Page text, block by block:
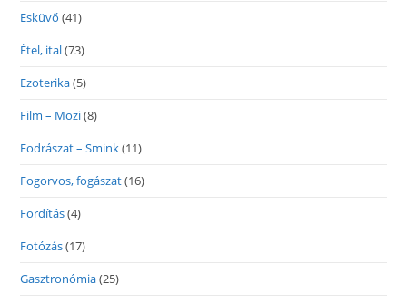
Esküvő (41)
Étel, ital(73)
Ezoterika(5)
Film – Mozi(8)
Fodrászat – Smink(11)
Fogorvos, fogászat(16)
Fordítás(4)
Fotózás(17)
Gasztronómia(25)